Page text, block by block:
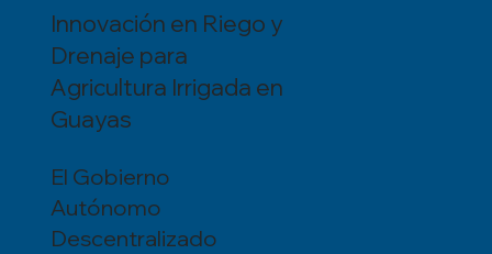
Innovación en Riego y
Drenaje para
Agricultura Irrigada en
Guayas
El Gobierno
Autónomo
Descentralizado